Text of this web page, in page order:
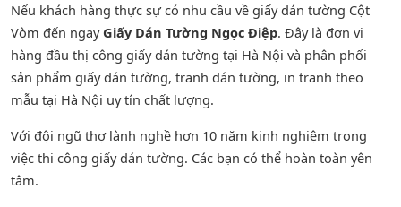
Nếu khách hàng thực sự có nhu cầu về giấy dán tường Cột
Vòm đến ngayGiấy Dán Tường Ngọc Điệp. Đây là đơn vị
hàng đầu thị công giấy dán tường tại Hà Nội và phân phối
sản phẩm giấy dán tường, tranh dán tường, in tranh theo
mẫu tại Hà Nội uy tín chất lượng.
Với đội ngũ thợ lành nghề hơn 10 năm kinh nghiệm trong
việc thi công giấy dán tường. Các bạn có thể hoàn toàn yên
tâm.